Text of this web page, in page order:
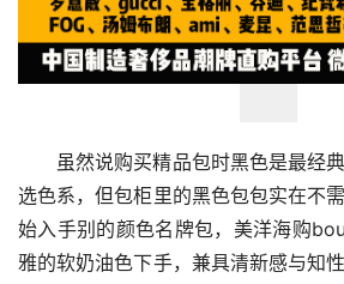
虽然说购买精品包时黑色是最经
选色系，但包柜里的黑色包包实在不
始入手别的颜色名牌包，美洋海购
雅的软奶油色下手，兼具清新感与知